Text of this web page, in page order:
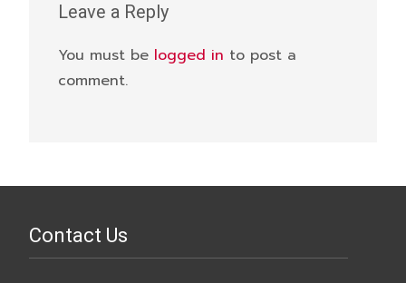
Leave a Reply
You must be logged in to post a
comment.
Contact Us